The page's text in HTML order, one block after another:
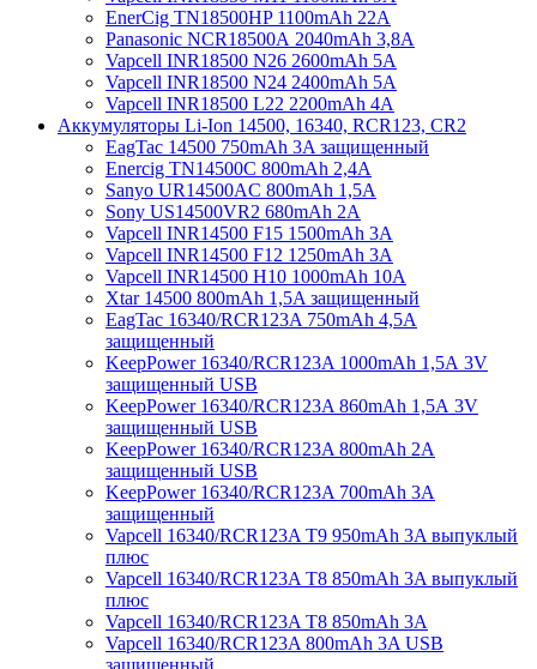
EnerCig TN18500HP 1100mAh 22A
Panasonic NCR18500А 2040mAh 3,8А
Vapcell INR18500 N26 2600mAh 5А
Vapcell INR18500 N24 2400mAh 5А
Vapcell INR18500 L22 2200mAh 4А
Аккумуляторы Li-Ion 14500, 16340, RCR123, CR2
EagTac 14500 750mAh 3A защищенный
Enercig TN14500C 800mAh 2,4А
Sanyo UR14500AC 800mAh 1,5А
Sony US14500VR2 680mAh 2А
Vapcell INR14500 F15 1500mAh 3А
Vapcell INR14500 F12 1250mAh 3А
Vapcell INR14500 H10 1000mAh 10А
Xtar 14500 800mAh 1,5A защищенный
EagTac 16340/RCR123A 750mAh 4,5A
защищенный
KeepPower 16340/RCR123A 1000mAh 1,5А 3V
защищенный USB
KeepPower 16340/RCR123A 860mAh 1,5А 3V
защищенный USB
KeepPower 16340/RCR123A 800mAh 2А
защищенный USB
KeepPower 16340/RCR123A 700mAh 3A
защищенный
Vapcell 16340/RCR123A T9 950mAh 3A выпуклый
плюс
Vapcell 16340/RCR123A T8 850mAh 3A выпуклый
плюс
Vapcell 16340/RCR123A T8 850mAh 3A
Vapcell 16340/RCR123A 800mAh 3A USB
защищенный